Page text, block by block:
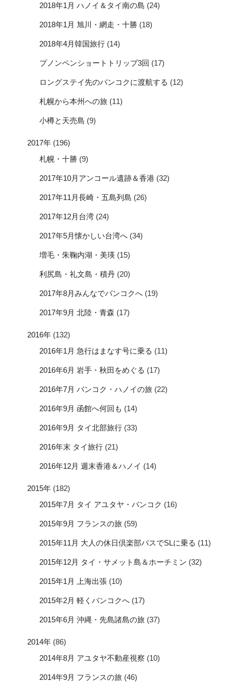
2018年1月 ハノイ＆タイ南の島 (24)
2018年1月 旭川・網走・十勝 (18)
2018年4月韓国旅行 (14)
プノンペンショートトリップ3回 (17)
ロングステイ先のバンコクに渡航する (12)
札幌から本州への旅 (11)
小樽と天売島 (9)
2017年 (196)
札幌・十勝 (9)
2017年10月アンコール遺跡＆香港 (32)
2017年11月長崎・五島列島 (26)
2017年12月台湾 (24)
2017年5月懐かしい台湾へ (34)
増毛・朱鞠内湖・美瑛 (15)
利尻島・礼文島・積丹 (20)
2017年8月みんなでバンコクへ (19)
2017年9月 北陸・青森 (17)
2016年 (132)
2016年1月 急行はまなす号に乗る (11)
2016年6月 岩手・秋田をめぐる (17)
2016年7月 バンコク・ハノイの旅 (22)
2016年9月 函館へ何回も (14)
2016年9月 タイ北部旅行 (33)
2016年末 タイ旅行 (21)
2016年12月 週末香港＆ハノイ (14)
2015年 (182)
2015年7月 タイ アユタヤ・バンコク (16)
2015年9月 フランスの旅 (59)
2015年11月 大人の休日倶楽部パスでSLに乗る (11)
2015年12月 タイ・サメット島＆ホーチミン (32)
2015年1月 上海出張 (10)
2015年2月 軽くバンコクへ (17)
2015年6月 沖縄・先島諸島の旅 (37)
2014年 (86)
2014年8月 アユタヤ不動産視察 (10)
2014年9月 フランスの旅 (46)